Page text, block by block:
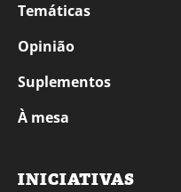
Temáticas
Opinião
Suplementos
À mesa
INICIATIVAS